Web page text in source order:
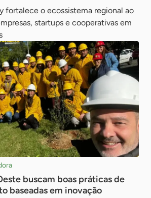
fortalece o ecossistema regional ao
startups e cooperativas em
buscam boas práticas de
baseadas em inovação